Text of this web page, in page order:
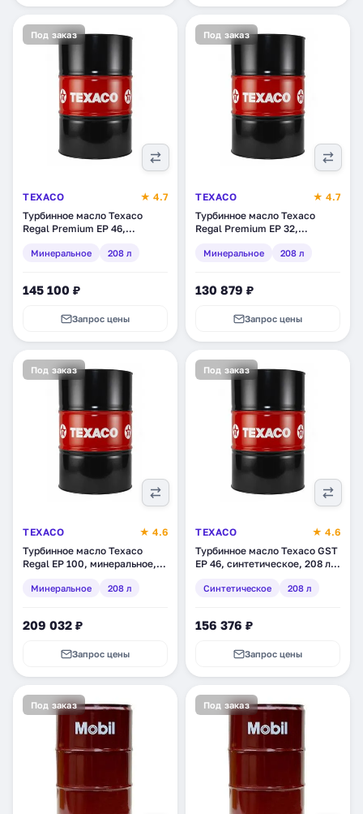
Под заказ
TEXACO
★ 4.7
Турбинное масло Texaco
Regal Premium EP 46,
(833427DEE)
Минеральное 208 л
145 100 ₽
Запрос цены
Под заказ
TEXACO
★ 4.7
Турбинное масло Texaco
Regal Premium EP 32,
(833426DEE)
Минеральное 208 л
130 879 ₽
Запрос цены
Под заказ
TEXACO
★ 4.6
Турбинное масло Texaco
Regal EP 100, минеральное,
Минеральное 208 л
209 032 ₽
Запрос цены
Под заказ
TEXACO
★ 4.6
Турбинное масло Texaco GST
EP 46, синтетическое, 208 л
Синтетическое 208 л
156 376 ₽
Запрос цены
Под заказ Под заказ